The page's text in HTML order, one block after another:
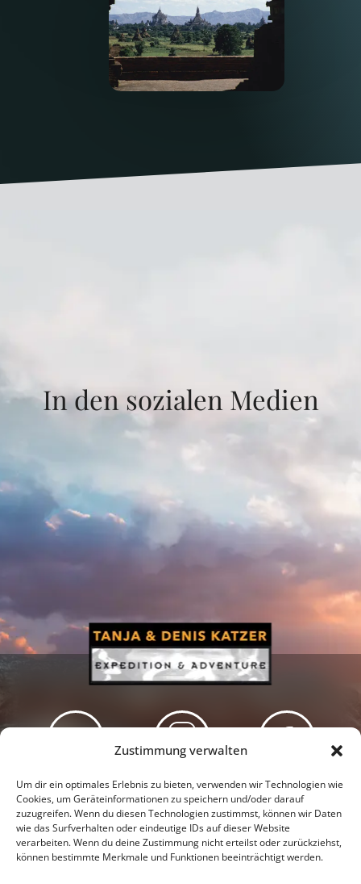
Zustimmung verwalten
Um dir ein optimales Erlebnis zu bieten, verwenden wir Technologien wie
Cookies, um Geräteinformationen zu speichern und/oder darauf
zuzugreifen. Wenn du diesen Technologien zustimmst, können wir Daten
wie das Surfverhalten oder eindeutige IDs auf dieser Website
verarbeiten. Wenn du deine Zustimmung nicht erteilst oder zurückziehst,
können bestimmte Merkmale und Funktionen beeinträchtigt werden.
In den sozialen Medien
Newsletter Podcast Facebook